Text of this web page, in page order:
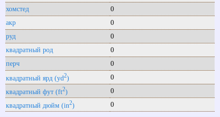
хомстед
0
акр
0
руд
0
квадратный род
0
перч
0
квадратный ярд (yd2)
0
квадратный фут (ft2)
0
квадратный дюйм (in2) 0